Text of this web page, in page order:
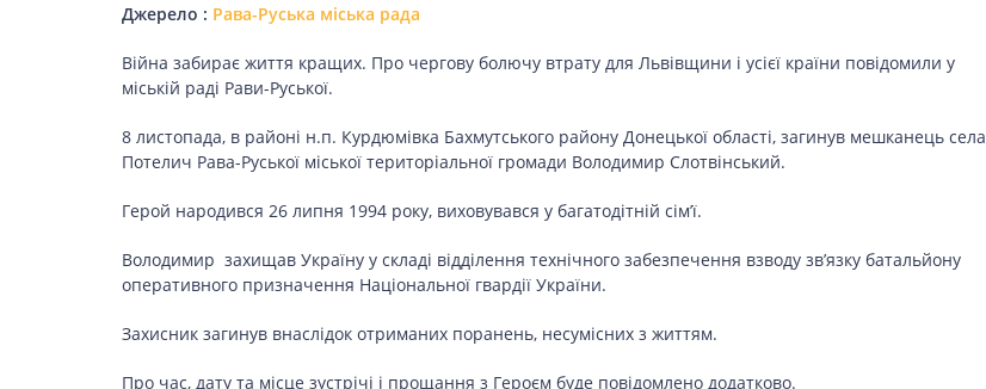
Джерело : Рава-Руська міська рада
Війна забирає життя кращих. Про чергову болючу втрату для Львівщини і усієї країни повідомили у
міській раді Рави-Руської.
8 листопада, в районі н.п. Курдюмівка Бахмутського району Донецької області, загинув мешканець села
Потелич Рава-Руської міської територіальної громади Володимир Слотвінський.
Герой народився 26 липня 1994 року, виховувався у багатодітній сім’ї.
Володимир захищав Україну у складі відділення технічного забезпечення взводу зв’язку батальйону
оперативного призначення Національної гвардії України.
Захисник загинув внаслідок отриманих поранень, несумісних з життям.
Про час, дату та місце зустрічі і прощання з Героєм буде повідомлено додатково.